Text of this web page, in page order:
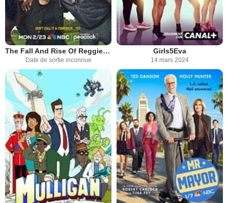
The Fall And Rise Of Reggie Dinkins
Date de sortie inconnue
Girls5Eva
14 mars 2024